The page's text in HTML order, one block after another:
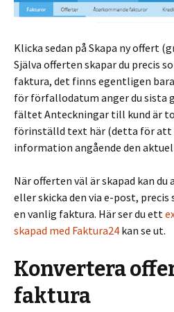
Klicka sedan på Skapa ny offert
Själva offerten skapar du precis
faktura, det finns egentligen
för förfallodatum anger du sista
fältet Anteckningar till kund är
förinställd text här (detta för att
information angående den
När offerten väl är skapad kan du
eller skicka den via e-post,
en vanlig faktura. Här ser du ett
skapad med Faktura24 kan se ut.
Konvertera
faktura